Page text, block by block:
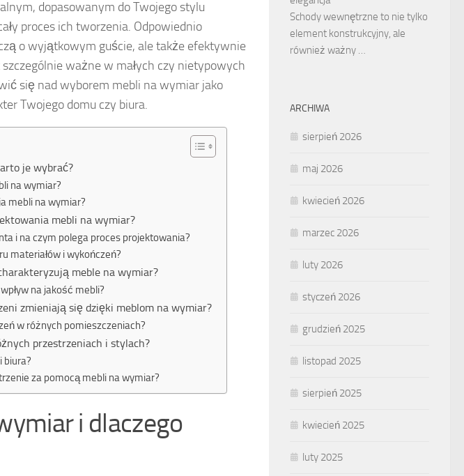
dopasowanym do Twojego stylu
proces ich tworzenia. Odpowiednio
o wyjątkowym guście, ale także efektywnie
ważne w małych czy nietypowych
się nad wyborem mebli na wymiar jako
Twojego domu czy biura.
je wybrać?
na wymiar?
mebli na wymiar?
mebli na wymiar?
i na czym polega proces projektowania?
materiałów i wykończeń?
meble na wymiar?
na jakość mebli?
zmieniają się dzięki meblom na wymiar?
w różnych pomieszczeniach?
przestrzeniach i stylach?
biura?
za pomocą mebli na wymiar?
i dlaczego
Schody wewnętrzne to nie tylko
element konstrukcyjny, ale
również ważny …
ARCHIWA
sierpień 2026
maj 2026
kwiecień 2026
marzec 2026
luty 2026
styczeń 2026
grudzień 2025
listopad 2025
sierpień 2025
kwiecień 2025
luty 2025